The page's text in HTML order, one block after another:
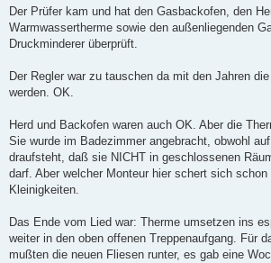
Der Prüfer kam und hat den Gasbackofen, den
Warmwassertherme sowie den außenliegenden
Druckminderer überprüft.
Der Regler war zu tauschen da mit den Jahren
werden. OK.
Herd und Backofen waren auch OK. Aber die
Sie wurde im Badezimmer angebracht, obwohl
draufsteht, daß sie NICHT in geschlossenen
darf. Aber welcher Monteur hier schert sich
Kleinigkeiten.
Das Ende vom Lied war: Therme umsetzen ins
weiter in den oben offenen Treppenaufgang. Für
mußten die neuen Fliesen runter, es gab eine